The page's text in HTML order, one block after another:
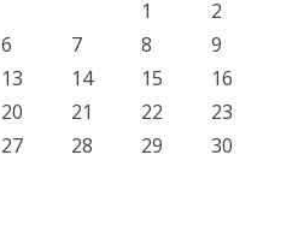
1
2
6 7 8
9
13 14 15
16
20 21 22
23
27 28 29
30